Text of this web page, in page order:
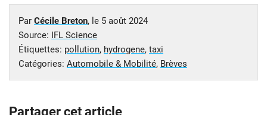
Par Cécile Breton, le 5 août 2024
Source:
IFL Science
Étiquettes: pollution, hydrogene, taxi
Catégories: Automobile & Mobilité, Brèves
Partager cet article